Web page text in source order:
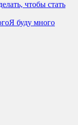
чтобы стать
Я буду много